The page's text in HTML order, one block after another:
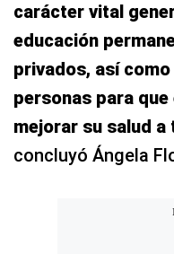
carácter vital
educación
privados, así
personas para
mejorar su salud a
concluyó Ángela